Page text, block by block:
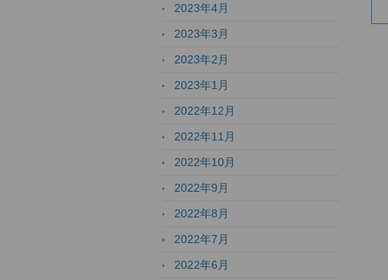
2023年4月
2023年3月
2023年2月
2023年1月
2022年12月
2022年11月
2022年10月
2022年9月
2022年8月
2022年7月
2022年6月